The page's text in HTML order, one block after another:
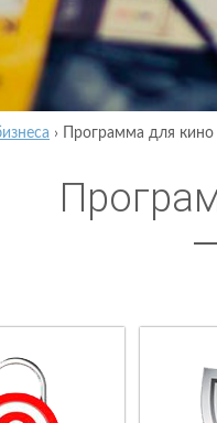
› Программа для кино